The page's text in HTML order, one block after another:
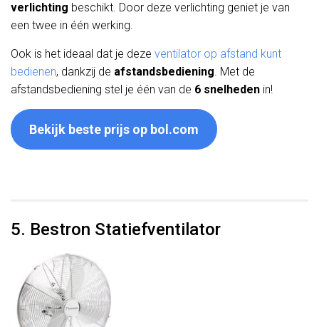
verlichting beschikt. Door deze verlichting geniet je van
een twee in één werking.
Ook is het ideaal dat je deze ventilator op afstand kunt
bedienen, dankzij de afstandsbediening. Met de
afstandsbediening stel je één van de 6 snelheden in!
Bekijk beste prijs op bol.com
5. Bestron Statiefventilator